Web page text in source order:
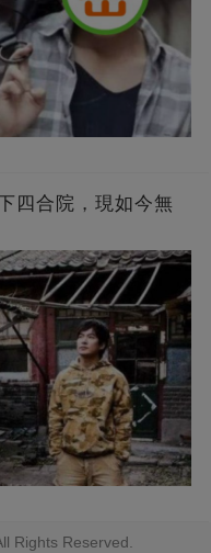
四合院，現如今無
Rights Reserved.